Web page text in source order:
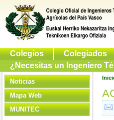
Colegios Colegiados
¿Necesitas un Ingeniero
Noticias
Mapa Web
MUNITEC